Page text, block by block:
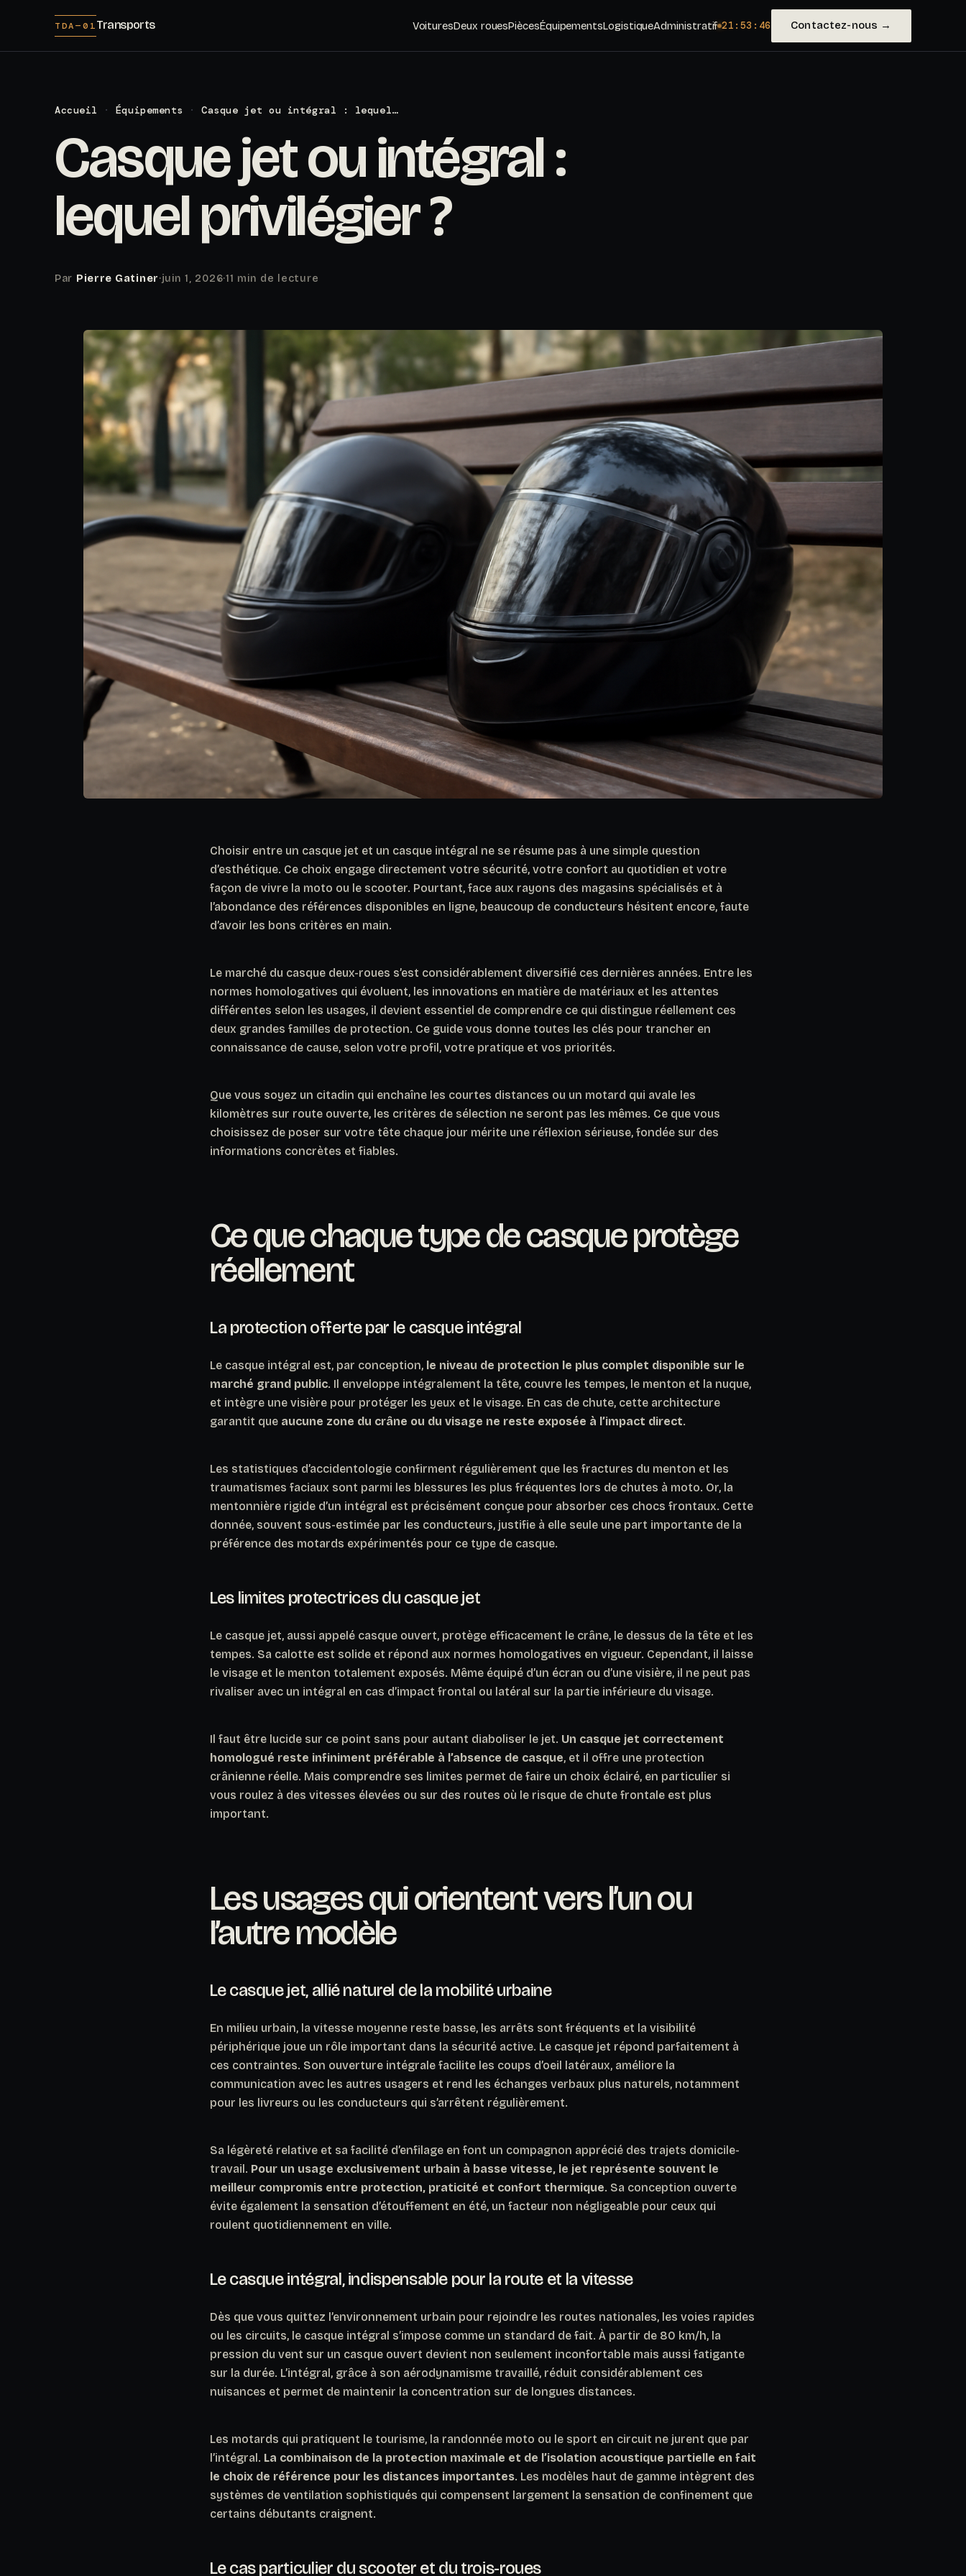
TDA—01Transports VoituresDeux rouesPiècesÉquipementsLogistiqueAdministratif 21:53:48 Contactez-nous →
Accueil · Équipements · Casque jet ou intégral : lequel…
Casque jet ou intégral :
lequel privilégier ?
Par Pierre Gatiner·juin 1, 2026·11 min de lecture
Choisir entre un casque jet et un casque intégral ne se résume pas à une simple question
d’esthétique. Ce choix engage directement votre sécurité, votre confort au quotidien et votre
façon de vivre la moto ou le scooter. Pourtant, face aux rayons des magasins spécialisés et à
l’abondance des références disponibles en ligne, beaucoup de conducteurs hésitent encore, faute
d’avoir les bons critères en main.
Le marché du casque deux-roues s’est considérablement diversifié ces dernières années. Entre les
normes homologatives qui évoluent, les innovations en matière de matériaux et les attentes
différentes selon les usages, il devient essentiel de comprendre ce qui distingue réellement ces
deux grandes familles de protection. Ce guide vous donne toutes les clés pour trancher en
connaissance de cause, selon votre profil, votre pratique et vos priorités.
Que vous soyez un citadin qui enchaîne les courtes distances ou un motard qui avale les
kilomètres sur route ouverte, les critères de sélection ne seront pas les mêmes. Ce que vous
choisissez de poser sur votre tête chaque jour mérite une réflexion sérieuse, fondée sur des
informations concrètes et fiables.
Ce que chaque type de casque protège
réellement
La protection offerte par le casque intégral
Le casque intégral est, par conception, le niveau de protection le plus complet disponible sur le
marché grand public. Il enveloppe intégralement la tête, couvre les tempes, le menton et la nuque,
et intègre une visière pour protéger les yeux et le visage. En cas de chute, cette architecture
garantit que aucune zone du crâne ou du visage ne reste exposée à l’impact direct.
Les statistiques d’accidentologie confirment régulièrement que les fractures du menton et les
traumatismes faciaux sont parmi les blessures les plus fréquentes lors de chutes à moto. Or, la
mentonnière rigide d’un intégral est précisément conçue pour absorber ces chocs frontaux. Cette
donnée, souvent sous-estimée par les conducteurs, justifie à elle seule une part importante de la
préférence des motards expérimentés pour ce type de casque.
Les limites protectrices du casque jet
Le casque jet, aussi appelé casque ouvert, protège efficacement le crâne, le dessus de la tête et les
tempes. Sa calotte est solide et répond aux normes homologatives en vigueur. Cependant, il laisse
le visage et le menton totalement exposés. Même équipé d’un écran ou d’une visière, il ne peut pas
rivaliser avec un intégral en cas d’impact frontal ou latéral sur la partie inférieure du visage.
Il faut être lucide sur ce point sans pour autant diaboliser le jet. Un casque jet correctement
homologué reste infiniment préférable à l’absence de casque, et il offre une protection
crânienne réelle. Mais comprendre ses limites permet de faire un choix éclairé, en particulier si
vous roulez à des vitesses élevées ou sur des routes où le risque de chute frontale est plus
important.
Les usages qui orientent vers l’un ou
l’autre modèle
Le casque jet, allié naturel de la mobilité urbaine
En milieu urbain, la vitesse moyenne reste basse, les arrêts sont fréquents et la visibilité
périphérique joue un rôle important dans la sécurité active. Le casque jet répond parfaitement à
ces contraintes. Son ouverture intégrale facilite les coups d’oeil latéraux, améliore la
communication avec les autres usagers et rend les échanges verbaux plus naturels, notamment
pour les livreurs ou les conducteurs qui s’arrêtent régulièrement.
Sa légèreté relative et sa facilité d’enfilage en font un compagnon apprécié des trajets domicile-
travail. Pour un usage exclusivement urbain à basse vitesse, le jet représente souvent le
meilleur compromis entre protection, praticité et confort thermique. Sa conception ouverte
évite également la sensation d’étouffement en été, un facteur non négligeable pour ceux qui
roulent quotidiennement en ville.
Le casque intégral, indispensable pour la route et la vitesse
Dès que vous quittez l’environnement urbain pour rejoindre les routes nationales, les voies rapides
ou les circuits, le casque intégral s’impose comme un standard de fait. À partir de 80 km/h, la
pression du vent sur un casque ouvert devient non seulement inconfortable mais aussi fatigante
sur la durée. L’intégral, grâce à son aérodynamisme travaillé, réduit considérablement ces
nuisances et permet de maintenir la concentration sur de longues distances.
Les motards qui pratiquent le tourisme, la randonnée moto ou le sport en circuit ne jurent que par
l’intégral. La combinaison de la protection maximale et de l’isolation acoustique partielle en fait
le choix de référence pour les distances importantes. Les modèles haut de gamme intègrent des
systèmes de ventilation sophistiqués qui compensent largement la sensation de confinement que
certains débutants craignent.
Le cas particulier du scooter et du trois-roues